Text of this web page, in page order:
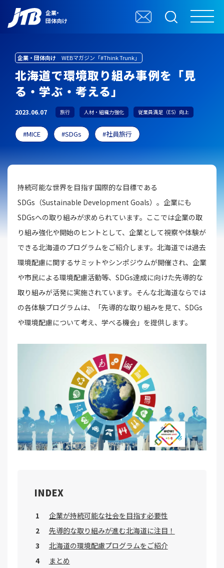
企業・
団体向け
企業・団体向け WEBマガジン「#Think Trunk」
北海道で環境取り組み事例を「見
る・学ぶ・考える」
2023.06.07 旅行 人材・組織力強化 従業員満足（ES）向上
MICE SDGs 社員旅行
持続可能な世界を目指す国際的な目標である
SDGs（Sustainable Development Goals）。企業にも
SDGsへの取り組みが求められています。ここでは企業の取
り組み強化や開始のヒントとして、企業として視察や体験が
できる北海道のプログラムをご紹介します。北海道では過去
環境配慮に関するサミットやシンポジウムが開催され、企業
や市民による環境配慮活動等、SDGs達成に向けた先導的な
取り組みが活発に実施されています。そんな北海道ならでは
の各体験プログラムは、「先導的な取り組みを見て、SDGs
や環境配慮について考え、学べる機会」を提供します。
INDEX
企業が持続可能な社会を目指す必要性
先導的な取り組みが進む北海道に注目！
北海道の環境配慮プログラムをご紹介
まとめ